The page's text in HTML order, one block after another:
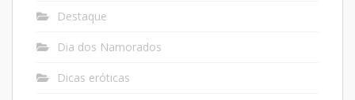
Destaque
Dia dos Namorados
Dicas eróticas